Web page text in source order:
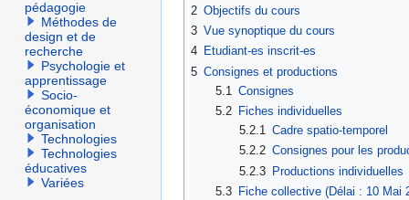
2 Objectifs du cours
3 Vue synoptique du cours
4 Etudiant-es inscrit-es
5 Consignes et productions
5.1
Consignes
5.2
Fiches individuelles
5.2.1 Cadre spatio-temporel
5.2.2 Consignes pour les
5.2.3 Productions individuelles
5.3
Fiche collective (Délai : 10 Mai
pédagogie
Méthodes de
design et de
recherche
Psychologie et
apprentissage
Socio-
économique et
organisation
Technologies
Technologies
éducatives
Variées